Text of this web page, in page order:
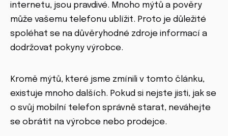
internetu, jsou pravdivé. Mnoho mýtů a pověry
může vašemu telefonu ublížit. Proto je důležité
spoléhat se na důvěryhodné zdroje informací a
dodržovat pokyny výrobce.
Kromě mýtů, které jsme zmínili v tomto článku,
existuje mnoho dalších. Pokud si nejste jisti, jak se
o svůj mobilní telefon správně starat, neváhejte
se obrátit na výrobce nebo prodejce.